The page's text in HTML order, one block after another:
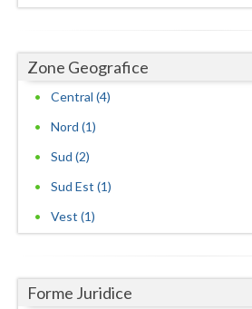
Zone Geografice
Central (4)
Nord (1)
Sud (2)
Sud Est (1)
Vest (1)
Forme Juridice